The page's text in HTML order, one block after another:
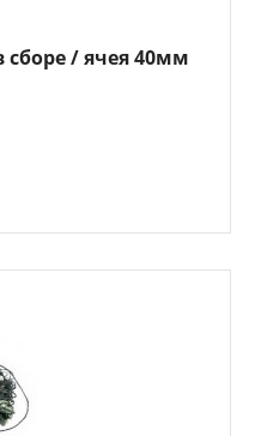
/ ячея 40мм